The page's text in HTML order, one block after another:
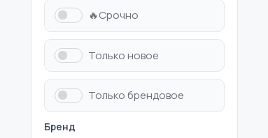
🔥Срочно
Только новое
Только брендовое
Бренд